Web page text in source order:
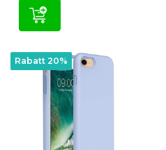
Rabatt 20%